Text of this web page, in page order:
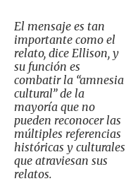
El mensaje es tan
importante como el
relato, dice Ellison, y
su función es
combatir la “amnesia
cultural” de la
mayoría que no
pueden reconocer las
múltiples referencias
históricas y culturales
que atraviesan sus
relatos.